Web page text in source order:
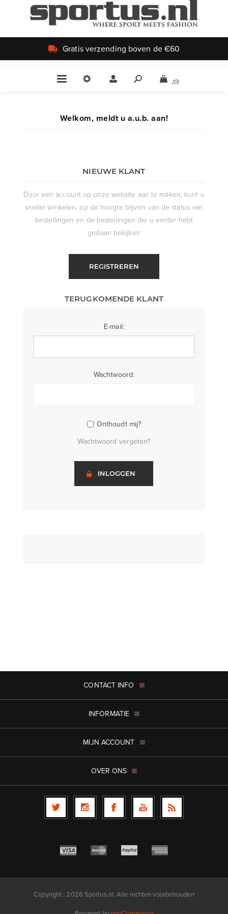
Gratis verzending boven de €60
(0)
Welkom, meldt u a.u.b. aan!
NIEUWE KLANT
Door een account op onze website aan te maken, kunt u
sneller winkelen, op de hoogte blijven van de status van
bestellingen en de bestellingen die u eerder hebt
gedaan bekijken
REGISTREREN
TERUGKOMENDE KLANT
E-mail:
Wachtwoord:
Onthoudt mij?
Wachtwoord vergeten?
INLOGGEN
CONTACT INFO
INFORMATIE
MIJN ACCOUNT
OVER ONS
Copyright ; 2026 Sportus.nl. Alle rechten voorbehouden